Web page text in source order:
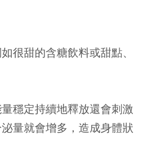
很甜的含糖飲料或甜點、
穩定持續地釋放還會刺激
量就會增多，造成身體狀